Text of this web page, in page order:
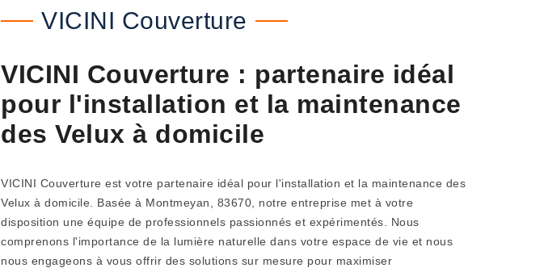
VICINI Couverture
VICINI Couverture : partenaire idéal
pour l'installation et la maintenance
des Velux à domicile
VICINI Couverture est votre partenaire idéal pour l'installation et la maintenance des
Velux à domicile. Basée à Montmeyan, 83670, notre entreprise met à votre
disposition une équipe de professionnels passionnés et expérimentés. Nous
comprenons l'importance de la lumière naturelle dans votre espace de vie et nous
nous engageons à vous offrir des solutions sur mesure pour maximiser